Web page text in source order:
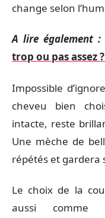
change selon
A lire également :
trop ou pas assez
Impossible
cheveu bien
intacte, reste
Une mèche de
répétés et gardera
Le choix de la
aussi comme